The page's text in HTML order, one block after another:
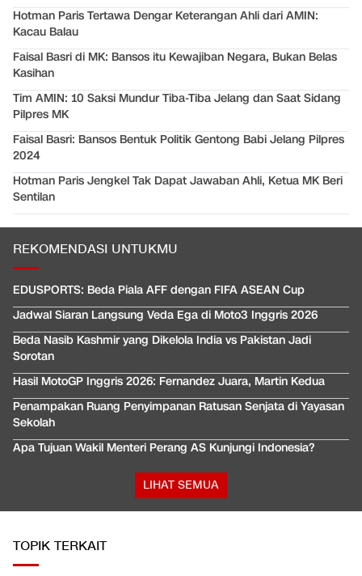
Hotman Paris Tertawa Dengar Keterangan Ahli dari AMIN:
Kacau Balau
Faisal Basri di MK: Bansos itu Kewajiban Negara, Bukan Belas
Kasihan
Tim AMIN: 10 Saksi Mundur Tiba-Tiba Jelang dan Saat Sidang
Pilpres MK
Faisal Basri: Bansos Bentuk Politik Gentong Babi Jelang Pilpres
2024
Hotman Paris Jengkel Tak Dapat Jawaban Ahli, Ketua MK Beri
Sentilan
REKOMENDASI UNTUKMU
EDUSPORTS: Beda Piala AFF dengan FIFA ASEAN Cup
Jadwal Siaran Langsung Veda Ega di Moto3 Inggris 2026
Beda Nasib Kashmir yang Dikelola India vs Pakistan Jadi
Sorotan
Hasil MotoGP Inggris 2026: Fernandez Juara, Martin Kedua
Penampakan Ruang Penyimpanan Ratusan Senjata di Yayasan
Sekolah
Apa Tujuan Wakil Menteri Perang AS Kunjungi Indonesia?
LIHAT SEMUA
TOPIK TERKAIT